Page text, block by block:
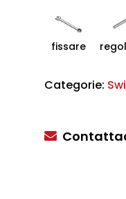
fissare
Categorie: